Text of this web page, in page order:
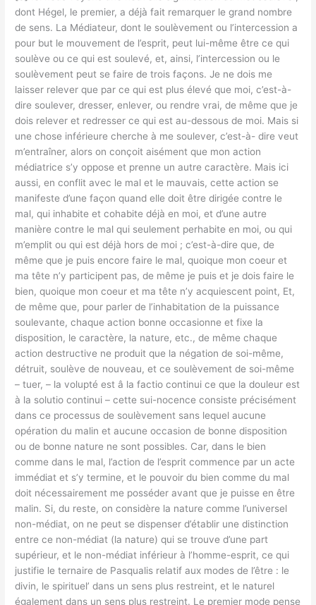
dont Hégel, le premier, a déjà fait remarquer le grand nombre
de sens. La Médiateur, dont le soulèvement ou l’intercession a
pour but le mouvement de l’esprit, peut lui-même être ce qui
soulève ou ce qui est soulevé, et, ainsi, l’intercession ou le
soulèvement peut se faire de trois façons. Je ne dois me
laisser relever que par ce qui est plus élevé que moi, c’est-à-
dire soulever, dresser, enlever, ou rendre vrai, de même que je
dois relever et redresser ce qui est au-dessous de moi. Mais si
une chose inférieure cherche à me soulever, c’est-à- dire veut
m’entraîner, alors on conçoit aisément que mon action
médiatrice s’y oppose et prenne un autre caractère. Mais ici
aussi, en conflit avec le mal et le mauvais, cette action se
manifeste d’une façon quand elle doit être dirigée contre le
mal, qui inhabite et cohabite déjà en moi, et d’une autre
manière contre le mal qui seulement perhabite en moi, ou qui
m’emplit ou qui est déjà hors de moi ; c’est-à-dire que, de
même que je puis encore faire le mal, quoique mon coeur et
ma tête n’y participent pas, de même je puis et je dois faire le
bien, quoique mon coeur et ma tête n’y acquiescent point, Et,
de même que, pour parler de l’inhabitation de la puissance
soulevante, chaque action bonne occasionne et fixe la
disposition, le caractère, la nature, etc., de même chaque
action destructive ne produit que la négation de soi-même,
détruit, soulève de nouveau, et ce soulèvement de soi-même
– tuer, – la volupté est â la factio continui ce que la douleur est
à la solutio continui – cette sui-nocence consiste précisément
dans ce processus de soulèvement sans lequel aucune
opération du malin et aucune occasion de bonne disposition
ou de bonne nature ne sont possibles. Car, dans le bien
comme dans le mal, l’action de l’esprit commence par un acte
immédiat et s’y termine, et le pouvoir du bien comme du mal
doit nécessairement me posséder avant que je puisse en être
malin. Si, du reste, on considère la nature comme l’universel
non-médiat, on ne peut se dispenser d’établir une distinction
entre ce non-médiat (la nature) qui se trouve d’une part
supérieur, et le non-médiat inférieur à l’homme-esprit, ce qui
justifie le ternaire de Pasqualis relatif aux modes de l’être : le
divin, le spirituel’ dans un sens plus restreint, et le naturel
également dans un sens plus restreint. Le premier mode pense